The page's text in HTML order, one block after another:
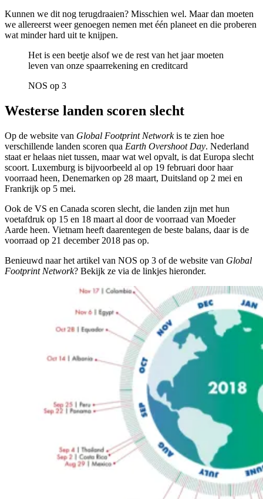
Kunnen we dit nog terugdraaien? Misschien wel. Maar dan moeten
we allereerst weer genoegen nemen met één planeet en die proberen
wat minder hard uit te knijpen.
Het is een beetje alsof we de rest van het jaar moeten
leven van onze spaarrekening en creditcard
NOS op 3
Westerse landen scoren slecht
Op de website van Global Footprint Networkis te zien hoe
verschillende landen scoren qua Earth Overshoot Day. Nederland
staat er helaas niet tussen, maar wat wel opvalt, is dat Europa slecht
scoort. Luxemburg is bijvoorbeeld al op 19 februari door haar
voorraad heen, Denemarken op 28 maart, Duitsland op 2 mei en
Frankrijk op 5 mei.
Ook de VS en Canada scoren slecht, die landen zijn met hun
voetafdruk op 15 en 18 maart al door de voorraad van Moeder
Aarde heen. Vietnam heeft daarentegen de beste balans, daar is de
voorraad op 21 december 2018 pas op.
Benieuwd naar het artikel van NOS op 3 of de website van Global
Footprint Network? Bekijk ze via de linkjes hieronder.